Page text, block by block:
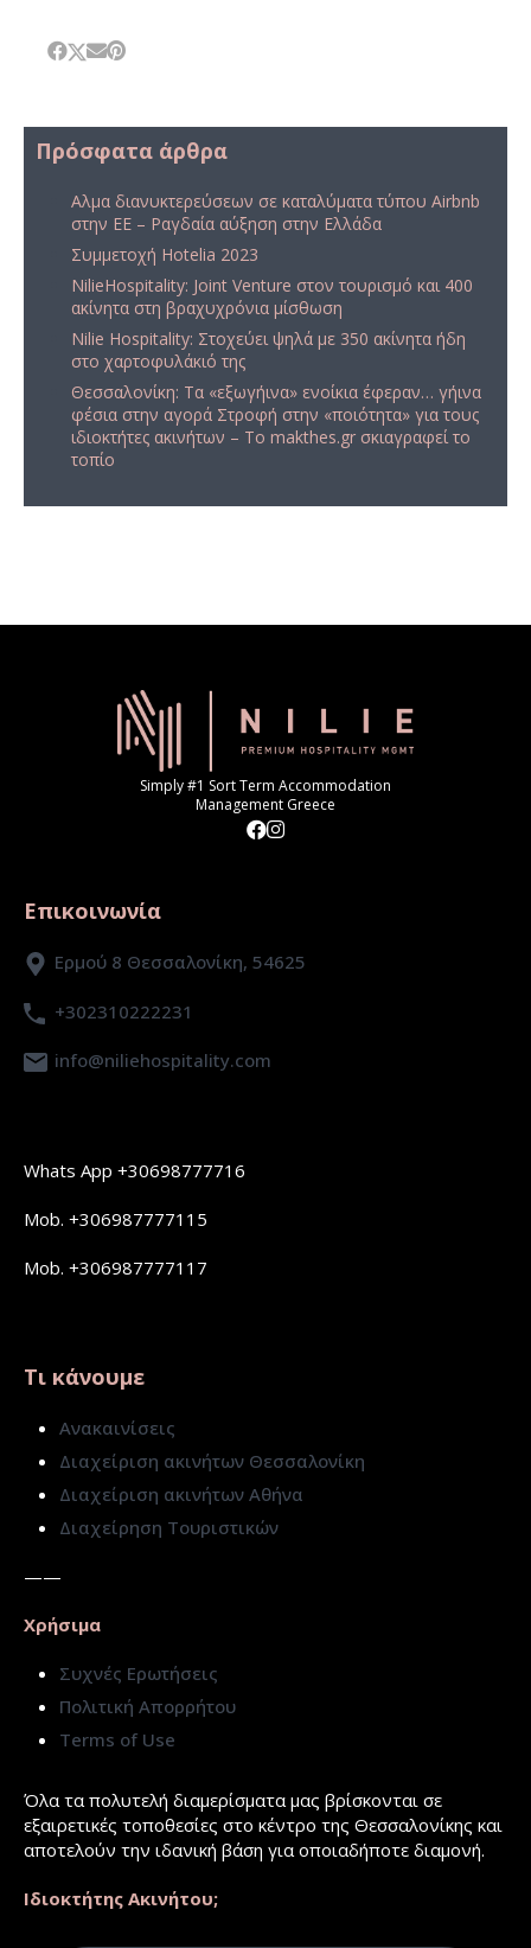
Πρόσφατα άρθρα
Αλμα διανυκτερεύσεων σε καταλύματα τύπου Airbnb
στην ΕΕ – Ραγδαία αύξηση στην Ελλάδα
Συμμετοχή Hotelia 2023
NilieHospitality: Joint Venture στον τουρισμό και 400
ακίνητα στη βραχυχρόνια μίσθωση
Nilie Hospitality: Στοχεύει ψηλά με 350 ακίνητα ήδη
στο χαρτοφυλάκιό της
Θεσσαλονίκη: Τα «εξωγήινα» ενοίκια έφεραν… γήινα
φέσια στην αγορά Στροφή στην «ποιότητα» για τους
ιδιοκτήτες ακινήτων – Το makthes.gr σκιαγραφεί το
τοπίο
Simply #1 Sort Term Accommodation
Management Greece
Επικοινωνία
Ερμού 8 Θεσσαλονίκη, 54625
+302310222231
info@niliehospitality.com
Whats App +30698777716
Mob. +306987777115
Mob. +306987777117
Τι κάνουμε
Ανακαινίσεις
Διαχείριση ακινήτων Θεσσαλονίκη
Διαχείριση ακινήτων Αθήνα
Διαχείρηση Τουριστικών
——
Χρήσιμα
Συχνές Ερωτήσεις
Πολιτική Απορρήτου
Terms of Use
Όλα τα πολυτελή διαμερίσματα μας βρίσκονται σε
εξαιρετικές τοποθεσίες στο κέντρο της Θεσσαλονίκης και
αποτελούν την ιδανική βάση για οποιαδήποτε διαμονή.
Ιδιοκτήτης Ακινήτου;